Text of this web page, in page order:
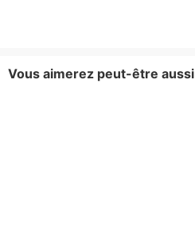
Vous aimerez peut-être aussi